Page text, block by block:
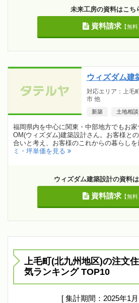
未来工房の資料はこち
資料請求【無料
ウィズダム建
対応エリア：上毛
市 他
新築 土地相談
福岡県内を中心に関東・中部地方でもお
OM(ウィズダム)建築設計さん。お客様と
合いと考え、お客様のこれからの暮らし
ミ・坪単価を見る
ウィズダム建築設計の資料
資料請求【無料
上毛町(北九州地区)の注文
気ランキング TOP10
[ 集計期間：2025年1